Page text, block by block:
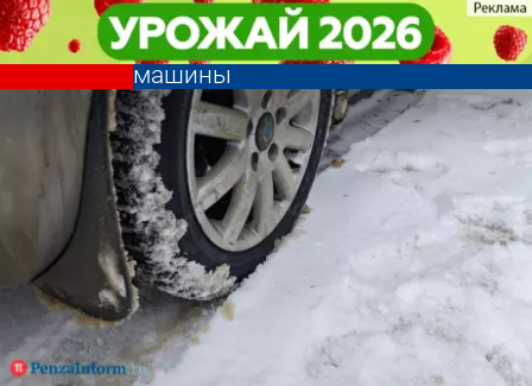
В 2025 году за пьяную езду у
пензенцев конфисковали 133
машины
Общество В 2025 году за пьяную езду у
пензенцев конфисковали 133
машины
Общество
Другие новости по
теме
Погода и курсы
валют в Пензе